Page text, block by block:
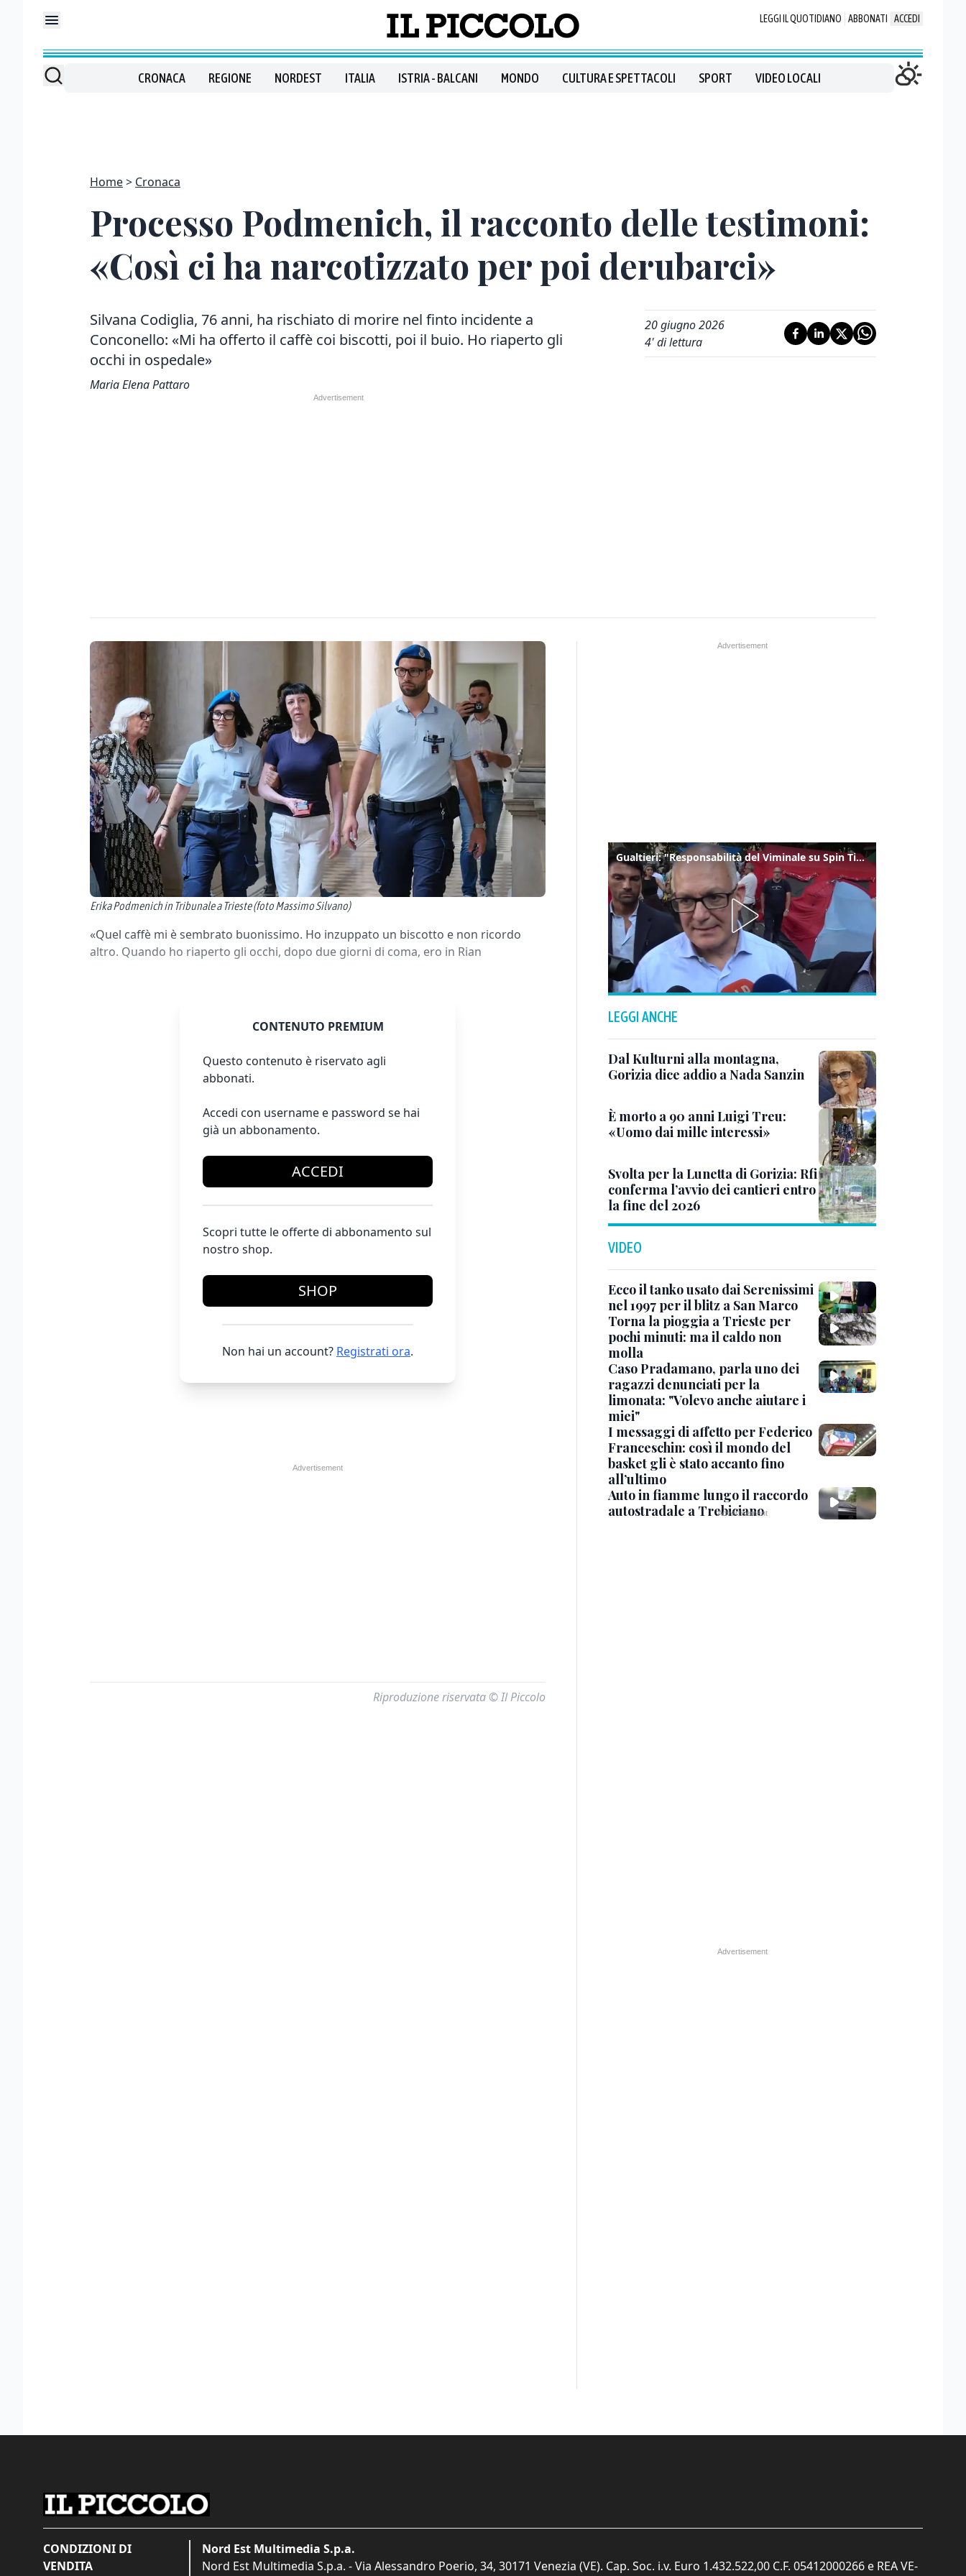
LEGGI IL QUOTIDIANO ABBONATI ACCEDI
CRONACA REGIONE NORDEST ITALIA ISTRIA - BALCANI MONDO CULTURA E SPETTACOLI SPORT VIDEO LOCALI
Home Cronaca
Processo Podmenich, il racconto delle testimoni:
«Così ci ha narcotizzato per poi derubarci»
Silvana Codiglia, 76 anni, ha rischiato di morire nel finto incidente a
Conconello: «Mi ha offerto il caffè coi biscotti, poi il buio. Ho riaperto gli
occhi in ospedale»
Maria Elena Pattaro
20 giugno 2026
4' di lettura
Erika Podmenich in Tribunale a Trieste (foto Massimo Silvano)
«Quel caffè mi è sembrato buonissimo. Ho inzuppato un biscotto e non ricordo
altro. Quando ho riaperto gli occhi, dopo due giorni di coma, ero in Rian
CONTENUTO PREMIUM
Questo contenuto è riservato agli
abbonati.
Accedi con username e password se hai
già un abbonamento.
ACCEDI
Scopri tutte le offerte di abbonamento sul
nostro shop.
SHOP
Non hai un account? Registrati ora.
Riproduzione riservata © Il Piccolo
Gualtieri: "Responsabilità del Viminale su Spin Time? La posizione dei partiti è nota"
LEGGI ANCHE
Dal Kulturni alla montagna,
Gorizia dice addio a Nada Sanzin
È morto a 90 anni Luigi Treu:
«Uomo dai mille interessi»
Svolta per la Lunetta di Gorizia: Rfi
conferma l’avvio dei cantieri entro
la fine del 2026
VIDEO
Ecco il tanko usato dai Serenissimi
nel 1997 per il blitz a San Marco
Torna la pioggia a Trieste per
pochi minuti: ma il caldo non
molla
Caso Pradamano, parla uno dei
ragazzi denunciati per la
limonata: "Volevo anche aiutare i
miei"
I messaggi di affetto per Federico
Franceschin: così il mondo del
basket gli è stato accanto fino
all’ultimo
Auto in fiamme lungo il raccordo
autostradale a Trebiciano
CONDIZIONI DI
VENDITA
Nord Est Multimedia S.p.a.
Nord Est Multimedia S.p.a. - Via Alessandro Poerio, 34, 30171 Venezia (VE). Cap. Soc. i.v. Euro 1.432.522,00 C.F. 05412000266 e REA VE-